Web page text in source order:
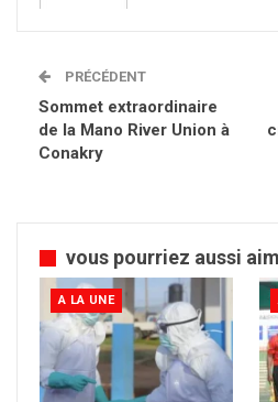
PRÉCÉDENT
Sommet extraordinaire
de la Mano River Union à
Conakry
vous pourriez aussi
A LA UNE